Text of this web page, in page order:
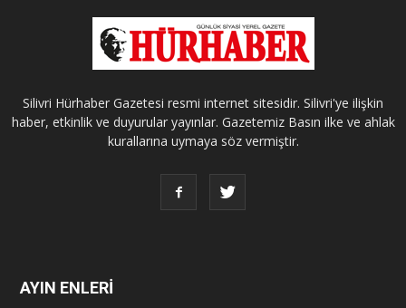
Silivri Hürhaber Gazetesi resmi internet sitesidir. Silivri'ye ilişkin
haber, etkinlik ve duyurular yayınlar. Gazetemiz Basın ilke ve ahlak
kurallarına uymaya söz vermiştir.
AYIN ENLERİ